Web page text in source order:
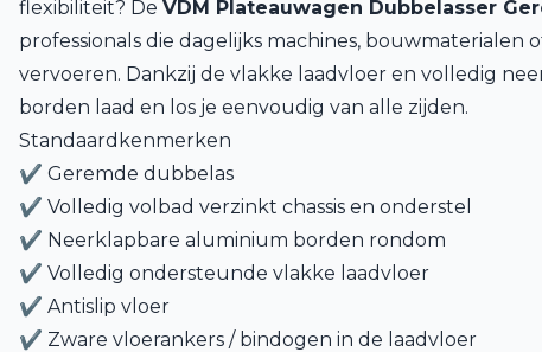
flexibiliteit? De VDM Plateauwagen Dubbelasser
professionals die dagelijks machines, bouwmaterialen
vervoeren. Dankzij de vlakke laadvloer en volledig
borden laad en los je eenvoudig van alle zijden.
Standaardkenmerken
✔ Geremde dubbelas
✔ Volledig volbad verzinkt chassis en onderstel
✔ Neerklapbare aluminium borden rondom
✔ Volledig ondersteunde vlakke laadvloer
✔ Antislip vloer
✔ Zware vloerankers / bindogen in de laadvloer